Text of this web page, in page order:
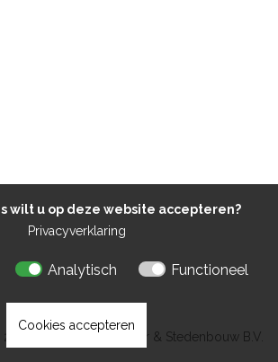
wilt u op deze website accepteren?
Privacyverklaring
Analytisch Functioneel
Cookies accepteren
Kokon Architectuur & Stedenbouw B.V.